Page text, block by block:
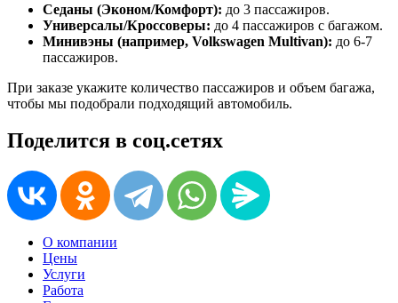
Седаны (Эконом/Комфорт): до 3 пассажиров.
Универсалы/Кроссоверы: до 4 пассажиров с багажом.
Минивэны (например, Volkswagen Multivan): до 6-7
пассажиров.
При заказе укажите количество пассажиров и объем багажа,
чтобы мы подобрали подходящий автомобиль.
Поделится в соц.сетях
О компании
Цены
Услуги
Работа